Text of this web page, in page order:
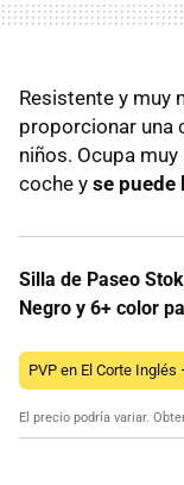
Resistente y muy
proporcionar una
niños. Ocupa
coche y se puede
Silla de Paseo
Negro y 6+ color
PVP en El Corte Inglés
El precio podría variar.